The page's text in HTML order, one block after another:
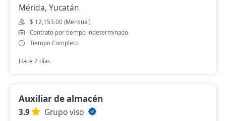
Mérida, Yucatán
$ 12,153.00 (Mensual)
Contrato por tiempo indeterminado
Tiempo Completo
Hace 2 días
Auxiliar de almacén
3.9
Grupo viso